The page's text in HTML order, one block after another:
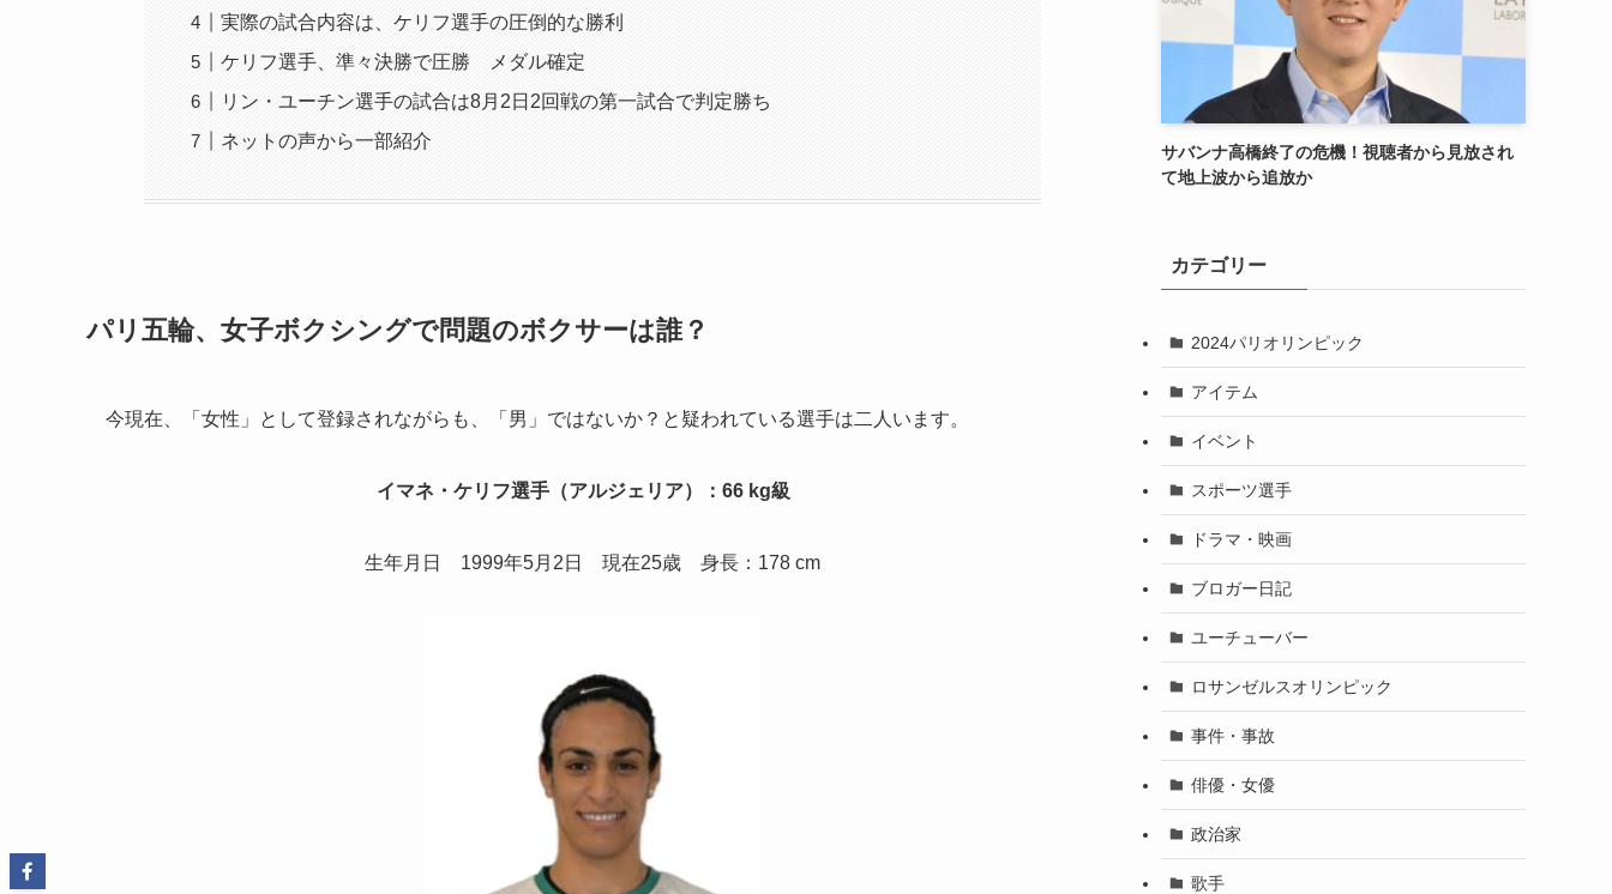
実際の試合内容は、ケリフ選手の圧倒的な勝利
ケリフ選手、準々決勝で圧勝 メダル確定
リン・ユーチン選手の試合は8月2日2回戦の第一試合で判定勝ち
ネットの声から一部紹介
パリ五輪、女子ボクシングで問題のボクサーは誰？
今現在、「女性」として登録されながらも、「男」ではないか？と疑われている選手は二人います。
イマネ・ケリフ選手（アルジェリア）：66 kg級
生年月日 1999年5月2日 現在25歳 身長：178 cm
サバンナ高橋終了の危機！視聴者から見放され
て地上波から追放か
カテゴリー
2024パリオリンピック
アイテム
イベント
スポーツ選手
ドラマ・映画
ブロガー日記
ユーチューバー
ロサンゼルスオリンピック
事件・事故
俳優・女優
政治家
歌手